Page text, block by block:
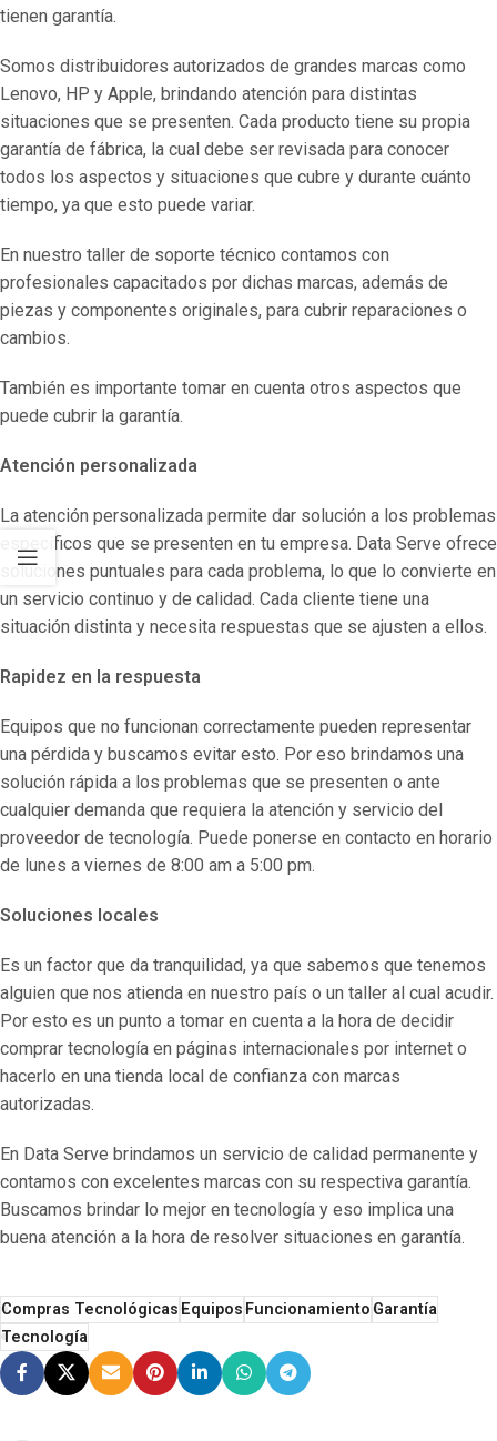
tienen garantía.
Somos distribuidores autorizados de grandes marcas como
Lenovo, HP y Apple, brindando atención para distintas
situaciones que se presenten. Cada producto tiene su propia
garantía de fábrica, la cual debe ser revisada para conocer
todos los aspectos y situaciones que cubre y durante cuánto
tiempo, ya que esto puede variar.
En nuestro taller de soporte técnico contamos con
profesionales capacitados por dichas marcas, además de
piezas y componentes originales, para cubrir reparaciones o
cambios.
También es importante tomar en cuenta otros aspectos que
puede cubrir la garantía.
Atención personalizada
La atención personalizada permite dar solución a los problemas
específicos que se presenten en tu empresa. Data Serve ofrece
soluciones puntuales para cada problema, lo que lo convierte en
un servicio continuo y de calidad. Cada cliente tiene una
situación distinta y necesita respuestas que se ajusten a ellos.
Rapidez en la respuesta
Equipos que no funcionan correctamente pueden representar
una pérdida y buscamos evitar esto. Por eso brindamos una
solución rápida a los problemas que se presenten o ante
cualquier demanda que requiera la atención y servicio del
proveedor de tecnología. Puede ponerse en contacto en horario
de lunes a viernes de 8:00 am a 5:00 pm.
Soluciones locales
Es un factor que da tranquilidad, ya que sabemos que tenemos
alguien que nos atienda en nuestro país o un taller al cual acudir.
Por esto es un punto a tomar en cuenta a la hora de decidir
comprar tecnología en páginas internacionales por internet o
hacerlo en una tienda local de confianza con marcas
autorizadas.
En Data Serve brindamos un servicio de calidad permanente y
contamos con excelentes marcas con su respectiva garantía.
Buscamos brindar lo mejor en tecnología y eso implica una
buena atención a la hora de resolver situaciones en garantía.
Compras TecnológicasEquiposFuncionamientoGarantía
Tecnología